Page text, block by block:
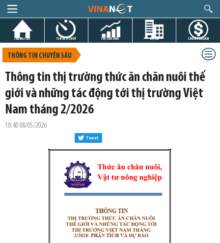
TRANG CHỦ TIN GIỜ CHÓT THỊ TRƯỜNG DỰ ÁN CHỨNG KHOÁN
THÔNG TIN CHUYÊN SÂU
Thông tin thị trường thức ăn chăn nuôi thế
giới và những tác động tới thị trường Việt
Nam tháng 2/2026
18:40 08/05/2026
Tweet